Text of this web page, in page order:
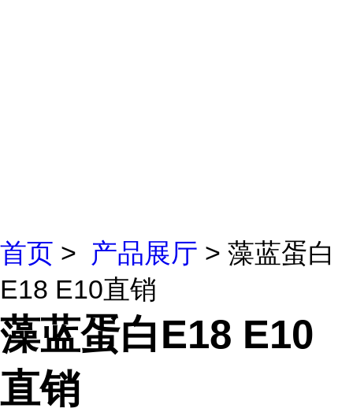
首页 > 产品展厅 > 藻蓝蛋白
E18 E10直销
藻蓝蛋白E18 E10
直销